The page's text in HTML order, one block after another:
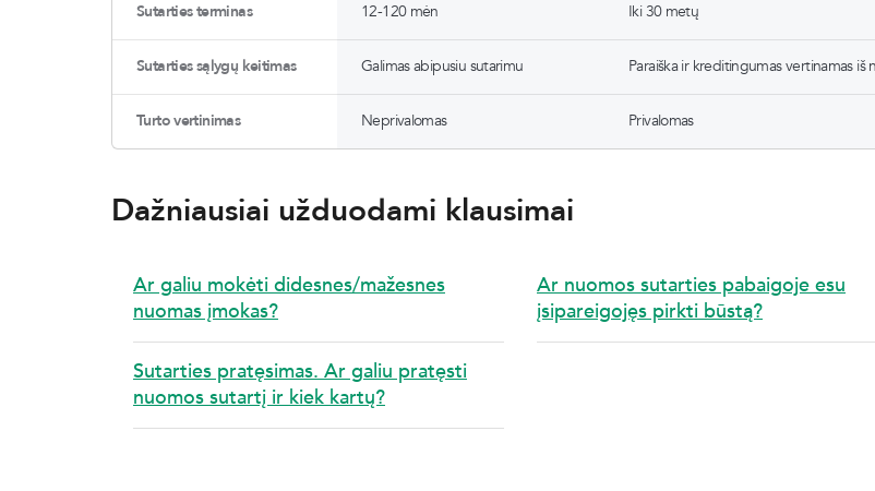
Sutarties terminas 12-120 mėn Iki 30 metų
Sutarties sąlygų keitimas Galimas abipusiu sutarimu Paraiška ir kreditingumas vertinamas iš
Turto vertinimas Neprivalomas Privalomas
Dažniausiai užduodami klausimai
Ar galiu mokėti didesnes/mažesnes
nuomas įmokas?
Ar nuomos sutarties pabaigoje esu
įsipareigojęs pirkti būstą?
Sutarties pratęsimas. Ar galiu pratęsti
nuomos sutartį ir kiek kartų?